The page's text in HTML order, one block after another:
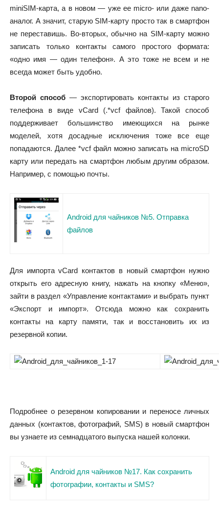
miniSIM-карта, а в новом — уже ее micro- или даже nano-
аналог. А значит, старую SIM-карту просто так в смартфон
не переставишь. Во-вторых, обычно на SIM-карту можно
записать только контакты самого простого формата:
«одно имя — один телефон». А это тоже не всем и не
всегда может быть удобно.
Второй способ — экспортировать контакты из старого
телефона в виде vCard (.*vcf файлов). Такой способ
поддерживает большинство имеющихся на рынке
моделей, хотя досадные исключения тоже все еще
попадаются. Далее *vcf файл можно записать на microSD
карту или передать на смартфон любым другим образом.
Например, с помощью почты.
Android для чайников №5. Отправка
файлов
Для импорта vCard контактов в новый смартфон нужно
открыть его адресную книгу, нажать на кнопку «Меню»,
зайти в раздел «Управление контактами» и выбрать пункт
«Экспорт и импорт». Отсюда можно как сохранить
контакты на карту памяти, так и восстановить их из
резервной копии.
Подробнее о резервном копировании и переносе личных
данных (контактов, фотографий, SMS) в новый смартфон
вы узнаете из семнадцатого выпуска нашей колонки.
Android для чайников №17. Как сохранить
фотографии, контакты и SMS?